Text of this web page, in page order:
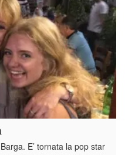
E’ tornata la pop star